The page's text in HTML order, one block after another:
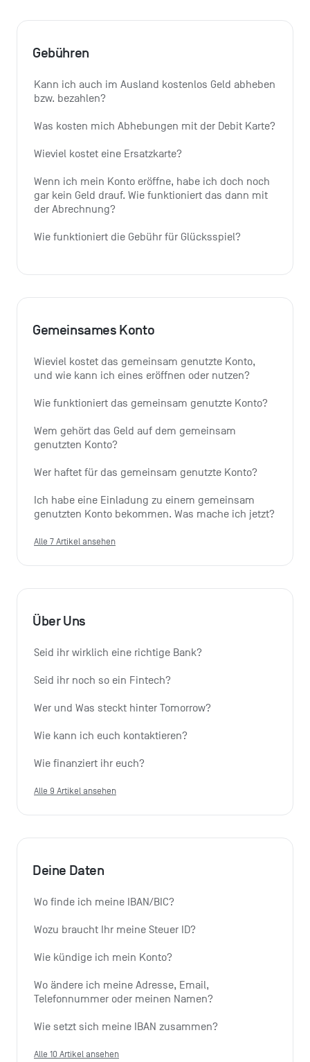
Gebühren
Kann ich auch im Ausland kostenlos Geld abheben
bzw. bezahlen?
Was kosten mich Abhebungen mit der Debit Karte?
Wieviel kostet eine Ersatzkarte?
Wenn ich mein Konto eröffne, habe ich doch noch
gar kein Geld drauf. Wie funktioniert das dann mit
der Abrechnung?
Wie funktioniert die Gebühr für Glücksspiel?
Gemeinsames Konto
Wieviel kostet das gemeinsam genutzte Konto,
und wie kann ich eines eröffnen oder nutzen?
Wie funktioniert das gemeinsam genutzte Konto?
Wem gehört das Geld auf dem gemeinsam
genutzten Konto?
Wer haftet für das gemeinsam genutzte Konto?
Ich habe eine Einladung zu einem gemeinsam
genutzten Konto bekommen. Was mache ich jetzt?
Alle 7 Artikel ansehen
Über Uns
Seid ihr wirklich eine richtige Bank?
Seid ihr noch so ein Fintech?
Wer und Was steckt hinter Tomorrow?
Wie kann ich euch kontaktieren?
Wie finanziert ihr euch?
Alle 9 Artikel ansehen
Deine Daten
Wo finde ich meine IBAN/BIC?
Wozu braucht Ihr meine Steuer ID?
Wie kündige ich mein Konto?
Wo ändere ich meine Adresse, Email,
Telefonnummer oder meinen Namen?
Wie setzt sich meine IBAN zusammen?
Alle 10 Artikel ansehen